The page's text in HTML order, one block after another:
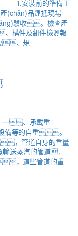
1.安裝前的準備工
品運抵現場
驗收。檢查產
構件及組件檢測報
、規
、承載重
備等的自重。
，管道自身的重量
蒸汽的管道，
，這些管道的重